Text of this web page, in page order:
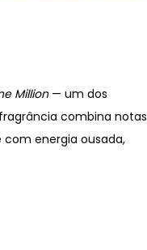
Million— um dos
combina notas
energia ousada,